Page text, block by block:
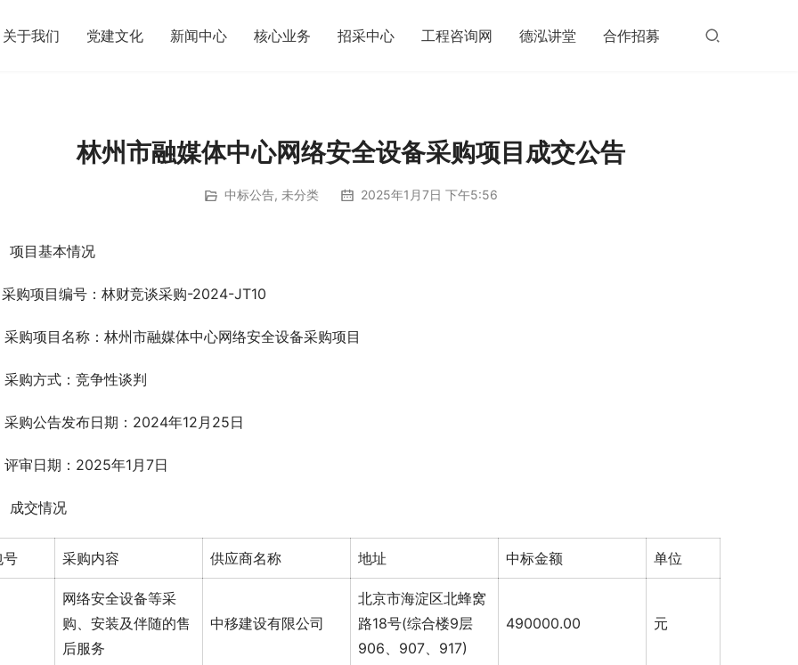
关于我们 党建文化 新闻中心 核心业务 招采中心 工程咨询网 德泓讲堂 合作招募
林州市融媒体中心网络安全设备采购项目成交公告
中标公告, 未分类 2025年1月7日 下午5:56
项目基本情况
采购项目编号：林财竞谈采购-2024-JT10
采购项目名称：林州市融媒体中心网络安全设备采购项目
采购方式：竞争性谈判
采购公告发布日期：2024年12月25日
评审日期：2025年1月7日
成交情况
号 采购内容 供应商名称 地址 中标金额 单位
网络安全设备等采
购、安装及伴随的售
后服务
中移建设有限公司
北京市海淀区北蜂窝
路18号(综合楼9层
906、907、917)
490000.00 元